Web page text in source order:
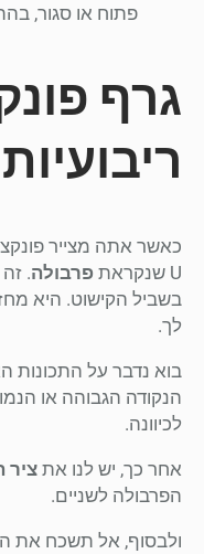
פתוח או סגור,
גרף
ריבועיות
כאשר אתה מצייר
U שנקראת
פרבולה.
בשביל הקישוט. היא
לך.
בוא נדבר על התכונות
הנקודה הגבוהה או
לכיוונה.
אחר כך, יש לנו את ציר
הפרבולה לשניים.
ולבסוף, אל תשכח את ה